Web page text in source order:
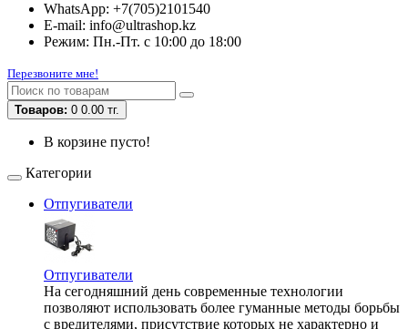
WhatsApp: +7(705)2101540
E-mail: info@ultrashop.kz
Режим: Пн.-Пт. с 10:00 до 18:00
Перезвоните мне!
Товаров: 0 0.00 тг.
В корзине пусто!
Категории
Отпугиватели
Отпугиватели
На сегодняшний день современные технологии
позволяют использовать более гуманные методы борьбы
с вредителями, присутствие которых не характерно и